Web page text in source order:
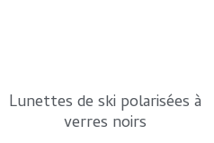
Lunettes de ski polarisées à
verres noirs